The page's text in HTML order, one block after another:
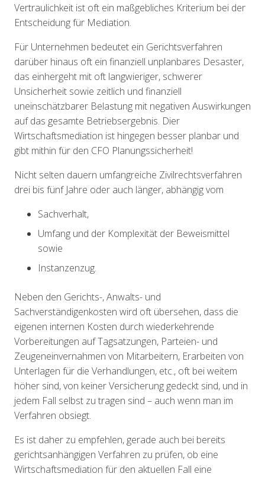
Vertraulichkeit ist oft ein maßgebliches Kriterium bei der
Entscheidung für Mediation.
Für Unternehmen bedeutet ein Gerichtsverfahren
darüber hinaus oft ein finanziell unplanbares Desaster,
das einhergeht mit oft langwieriger, schwerer
Unsicherheit sowie zeitlich und finanziell
uneinschätzbarer Belastung mit negativen Auswirkungen
auf das gesamte Betriebsergebnis. Dier
Wirtschaftsmediation ist hingegen besser planbar und
gibt mithin für den CFO Planungssicherheit!
Nicht selten dauern umfangreiche Zivilrechtsverfahren
drei bis fünf Jahre oder auch länger, abhängig vom
Sachverhalt,
Umfang und der Komplexität der Beweismittel
sowie
Instanzenzug.
Neben den Gerichts-, Anwalts- und
Sachverständigenkosten wird oft übersehen, dass die
eigenen internen Kosten durch wiederkehrende
Vorbereitungen auf Tagsatzungen, Parteien- und
Zeugeneinvernahmen von Mitarbeitern, Erarbeiten von
Unterlagen für die Verhandlungen, etc., oft bei weitem
höher sind, von keiner Versicherung gedeckt sind, und in
jedem Fall selbst zu tragen sind – auch wenn man im
Verfahren obsiegt.
Es ist daher zu empfehlen, gerade auch bei bereits
gerichtsanhängigen Verfahren zu prüfen, ob eine
Wirtschaftsmediation für den aktuellen Fall eine